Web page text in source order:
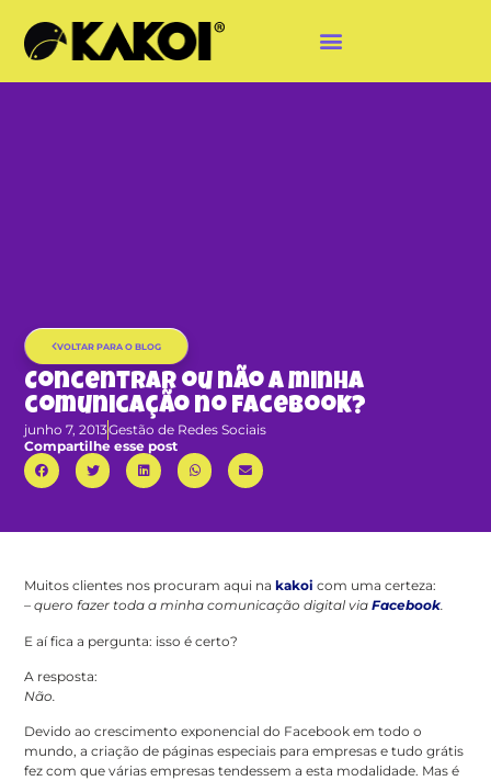
VOLTAR PARA O BLOG
Concentrar ou não a minha
comunicação no Facebook?
junho 7, 2013Gestão de Redes Sociais
Compartilhe esse post
Muitos clientes nos procuram aqui nakakoi com uma certeza:
– quero fazer toda a minha comunicação digital viaFacebook.
E aí fica a pergunta: isso é certo?
A resposta:
Não.
Devido ao crescimento exponencial do Facebook em todo o
mundo, a criação de páginas especiais para empresas e tudo grátis
fez com que várias empresas tendessem a esta modalidade. Mas é